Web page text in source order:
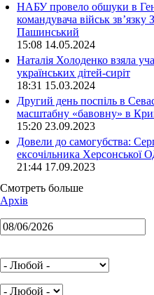
НАБУ провело обшуки в
командувача військ
Пашинський
15:08 14.05.2024
Наталія Холоденко взяла
українських дітей-сиріт
18:31 15.03.2024
Другий день поспіль в
масштабну «бавовну» в
15:20 23.09.2023
Довели до самогубства:
ексочільника Херсонської
21:44 17.09.2023
Смотреть больше
Архів